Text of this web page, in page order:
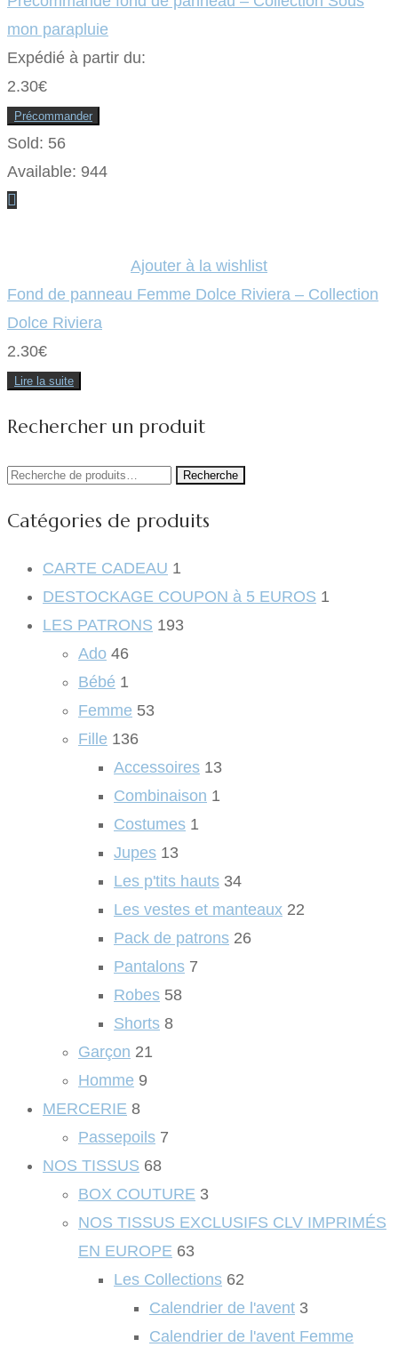
mon parapluie
Expédié à partir du:
2.30€
Précommander
Sold: 56
Available: 944
Ajouter à la wishlist
Fond de panneau Femme Dolce Riviera – Collection
Dolce Riviera
2.30€
Lire la suite
Rechercher un produit
Recherche
Recherche
Catégories de produits
CARTE CADEAU 1
DESTOCKAGE COUPON à 5 EUROS 1
LES PATRONS 193
Ado 46
Bébé 1
Femme 53
Fille 136
Accessoires 13
Combinaison 1
Costumes 1
Jupes 13
Les p'tits hauts 34
Les vestes et manteaux 22
Pack de patrons 26
Pantalons 7
Robes 58
Shorts 8
Garçon 21
Homme 9
MERCERIE 8
Passepoils 7
NOS TISSUS 68
BOX COUTURE 3
NOS TISSUS EXCLUSIFS CLV IMPRIMÉS
EN EUROPE 63
Les Collections 62
Calendrier de l'avent 3
Calendrier de l'avent Femme